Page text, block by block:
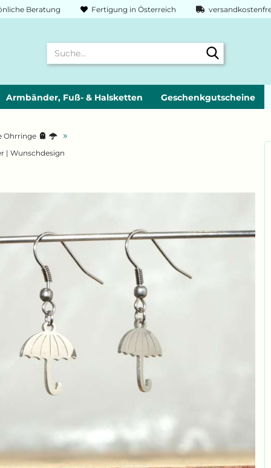
Beratung Fertigung in Österreich
Armbänder, Fuß- & Halsketten Geschenkgutscheine
Ohrringe »
| Wunschdesign